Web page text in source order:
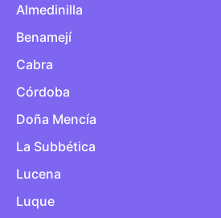
Almedinilla
Benamejí
Cabra
Córdoba
Doña Mencía
La Subbética
Lucena
Luque